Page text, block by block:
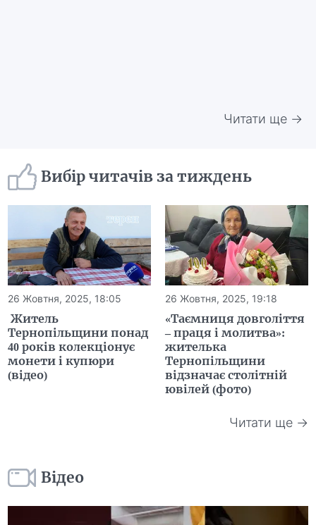
Читати ще →
Вибір читачів за тиждень
26 Жовтня, 2025, 18:05
Житель
Тернопільщини понад
40 років колекціонує
монети і купюри
(відео)
26 Жовтня, 2025, 19:18
«Таємниця довголіття
– праця і молитва»:
жителька
Тернопільщини
відзначає столітній
ювілей (фото)
Читати ще →
Відео